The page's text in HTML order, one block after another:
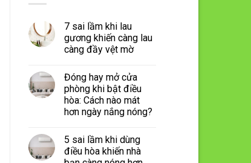
7 sai lầm khi lau
gương khiến càng lau
càng đầy vệt mờ
Đóng hay mở cửa
phòng khi bật điều
hòa: Cách nào mát
hơn ngày nắng nóng?
5 sai lầm khi dùng
điều hòa khiến nhà